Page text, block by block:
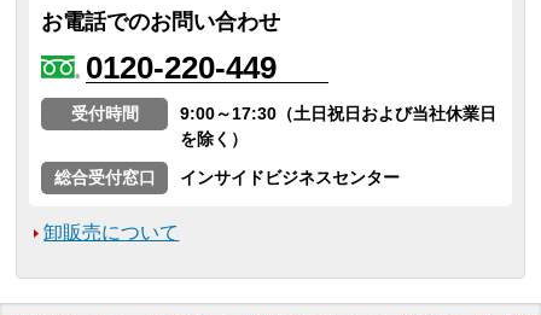
お電話でのお問い合わせ
0120-220-449
受付時間
9:00～17:30（土日祝日および当社休業日
を除く）
総合受付窓口
インサイドビジネスセンター
卸販売について